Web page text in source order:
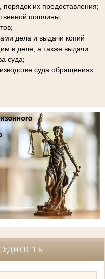
их предоставления;
пошлины;
дела и выдачи копий
в деле, а также выдачи
суда;
суда обращениях